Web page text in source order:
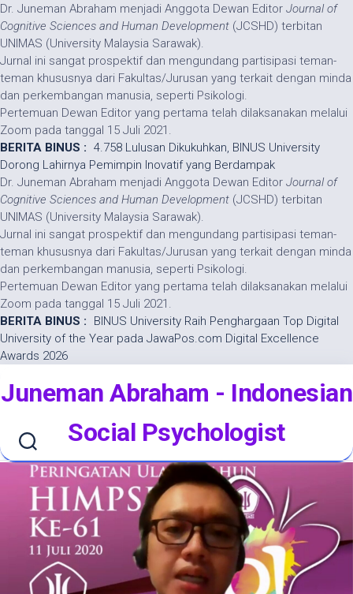
Dr. Juneman Abraham menjadi Anggota Dewan Editor Journal of
Cognitive Sciences and Human Development (JCSHD) terbitan
UNIMAS (University Malaysia Sarawak).
Jurnal ini sangat prospektif dan mengundang partisipasi teman-
teman khususnya dari Fakultas/Jurusan yang terkait dengan minda
dan perkembangan manusia, seperti Psikologi.
Pertemuan Dewan Editor yang pertama telah dilaksanakan melalui
Zoom pada tanggal 15 Juli 2021.
BERITA BINUS : 4.758 Lulusan Dikukuhkan, BINUS University
Dorong Lahirnya Pemimpin Inovatif yang Berdampak
Dr. Juneman Abraham menjadi Anggota Dewan Editor Journal of
Cognitive Sciences and Human Development (JCSHD) terbitan
UNIMAS (University Malaysia Sarawak).
Jurnal ini sangat prospektif dan mengundang partisipasi teman-
teman khususnya dari Fakultas/Jurusan yang terkait dengan minda
dan perkembangan manusia, seperti Psikologi.
Pertemuan Dewan Editor yang pertama telah dilaksanakan melalui
Zoom pada tanggal 15 Juli 2021.
BERITA BINUS :
BINUS University Raih Penghargaan Top Digital
University of the Year pada JawaPos.com Digital Excellence
Awards 2026
Juneman Abraham - Indonesian
Social Psychologist